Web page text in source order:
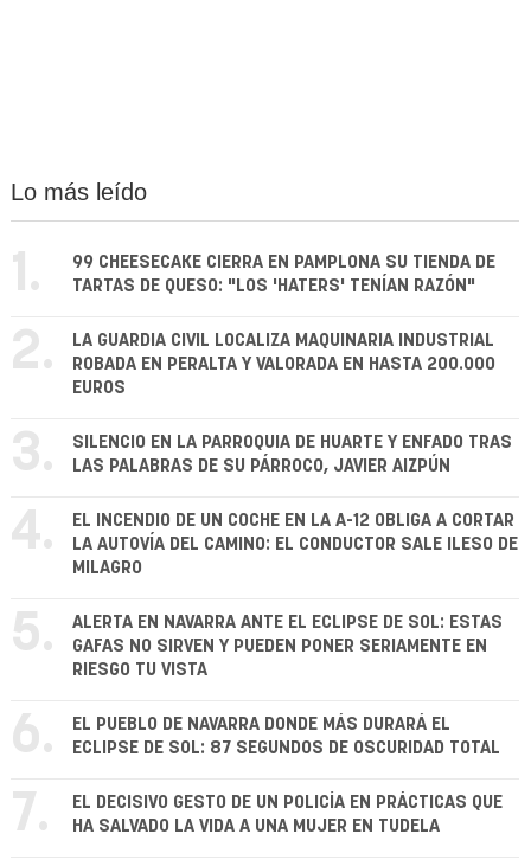
Lo más leído
1.
99 CHEESECAKE CIERRA EN PAMPLONA SU TIENDA DE
TARTAS DE QUESO: "LOS 'HATERS' TENÍAN RAZÓN"
2.
LA GUARDIA CIVIL LOCALIZA MAQUINARIA INDUSTRIAL
ROBADA EN PERALTA Y VALORADA EN HASTA 200.000
EUROS
3.
SILENCIO EN LA PARROQUIA DE HUARTE Y ENFADO TRAS
LAS PALABRAS DE SU PÁRROCO, JAVIER AIZPÚN
4.
EL INCENDIO DE UN COCHE EN LA A-12 OBLIGA A CORTAR
LA AUTOVÍA DEL CAMINO: EL CONDUCTOR SALE ILESO DE
MILAGRO
5.
ALERTA EN NAVARRA ANTE EL ECLIPSE DE SOL: ESTAS
GAFAS NO SIRVEN Y PUEDEN PONER SERIAMENTE EN
RIESGO TU VISTA
6.
EL PUEBLO DE NAVARRA DONDE MÁS DURARÁ EL
ECLIPSE DE SOL: 87 SEGUNDOS DE OSCURIDAD TOTAL
7.
EL DECISIVO GESTO DE UN POLICÍA EN PRÁCTICAS QUE
HA SALVADO LA VIDA A UNA MUJER EN TUDELA